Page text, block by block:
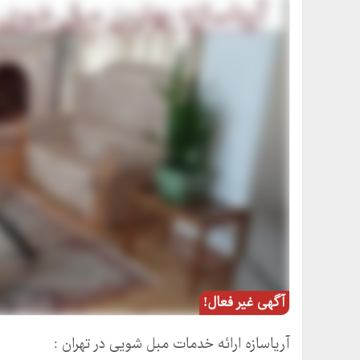
آگهی غیر فعال!
آریاسازه ارائه خدمات مبل شویی در تهران :